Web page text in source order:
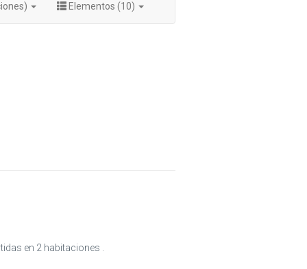
Elementos (10)
en 2 habitaciones .